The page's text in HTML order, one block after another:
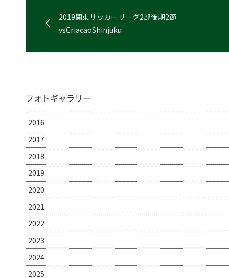
2019関東サッカーリーグ2部後期2節
vsCriacaoShinjuku
フォトギャラリー
2016
2017
2018
2019
2020
2021
2022
2023
2024
2025